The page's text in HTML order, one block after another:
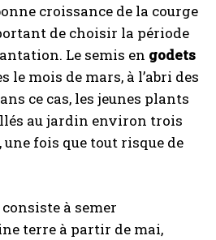
croissance de la courge
de choisir la période
Le semis en godets
le mois de mars, à l’abri des
ce cas, les jeunes plants
au jardin environ trois
fois que tout risque de
à semer
terre à partir de mai,